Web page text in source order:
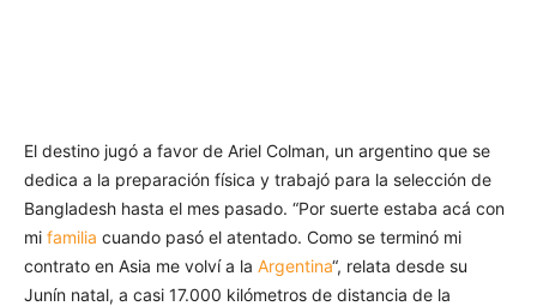
El destino jugó a favor de Ariel Colman, un argentino que se
dedica a la preparación física y trabajó para la selección de
Bangladesh hasta el mes pasado. “Por suerte estaba acá con
mi familia cuando pasó el atentado. Como se terminó mi
contrato en Asia me volví a la Argentina“, relata desde su
Junín natal, a casi 17.000 kilómetros de distancia de la